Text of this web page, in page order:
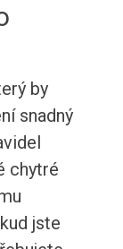
by
snadný
chytré
jste